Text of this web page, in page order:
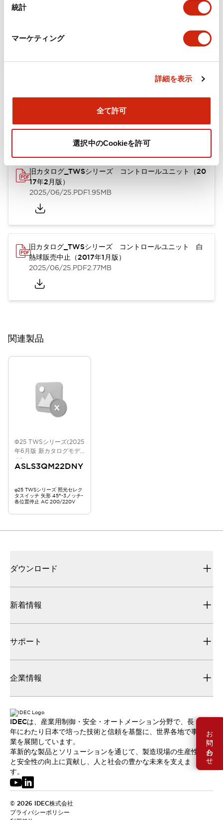
統計
マーケティング
詳細を表示
全て許可
選択中のCookieを許可
お問い合わせ
旧カタログ_TWSシリーズ コントロールユニット（20
25年4月版）（日本語）
2.37MB
旧カタログ_TWSシリーズ コントロールユニット（20
17年2月版）
2025/06/25.PDF1.95MB
旧カタログ_TWSシリーズ コントロールユニット 白
熱球販売中止（2017年1月版）
2025/06/25.PDF2.77MB
関連製品
Φ25 TWSシリーズ(2025
年6月版 新カタログモデ
ル)
ASLS3QM22DNY
φ25 TWSシリーズ 照光セレク
タスイッチ 矢形 45°-3ノッチ-
各位置停止 AC 200/220V
ダウンロード
新着情報
サポート
企業情報
IDECは、産業用制御・安全・オートメーション分野で、長
年にわたり日本で培った技術と信頼を基盤に、世界各地で事
業を展開しています。
革新的な製品とソリューションを通じて、製造現場の生産性
と安全性の向上に貢献し、人と社会の豊かな未来を支えま
す。
© 2026 IDEC株式会社
プライバシーポリシー